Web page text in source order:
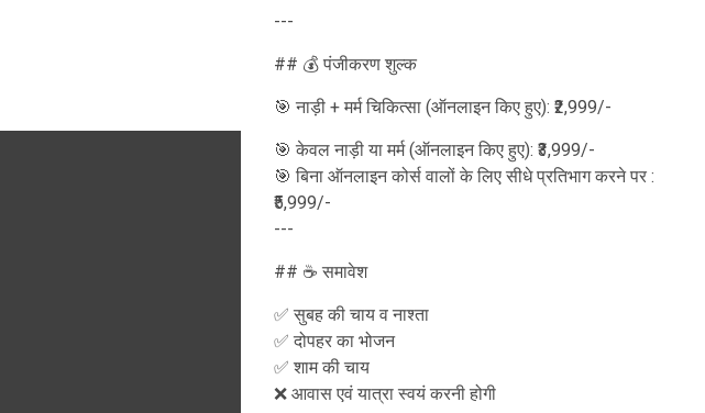
---
## 💰 पंजीकरण शुल्क
🎯 नाड़ी + मर्म चिकित्सा (ऑनलाइन किए हुए): ₹2,999/-
🎯 केवल नाड़ी या मर्म (ऑनलाइन किए हुए): ₹3,999/-
🎯 बिना ऑनलाइन कोर्स वालों के लिए सीधे प्रतिभाग करने पर :
₹5,999/-
---
## ☕ समावेश
✅ सुबह की चाय व नाश्ता
✅ दोपहर का भोजन
✅ शाम की चाय
❌ आवास एवं यात्रा स्वयं करनी होगी